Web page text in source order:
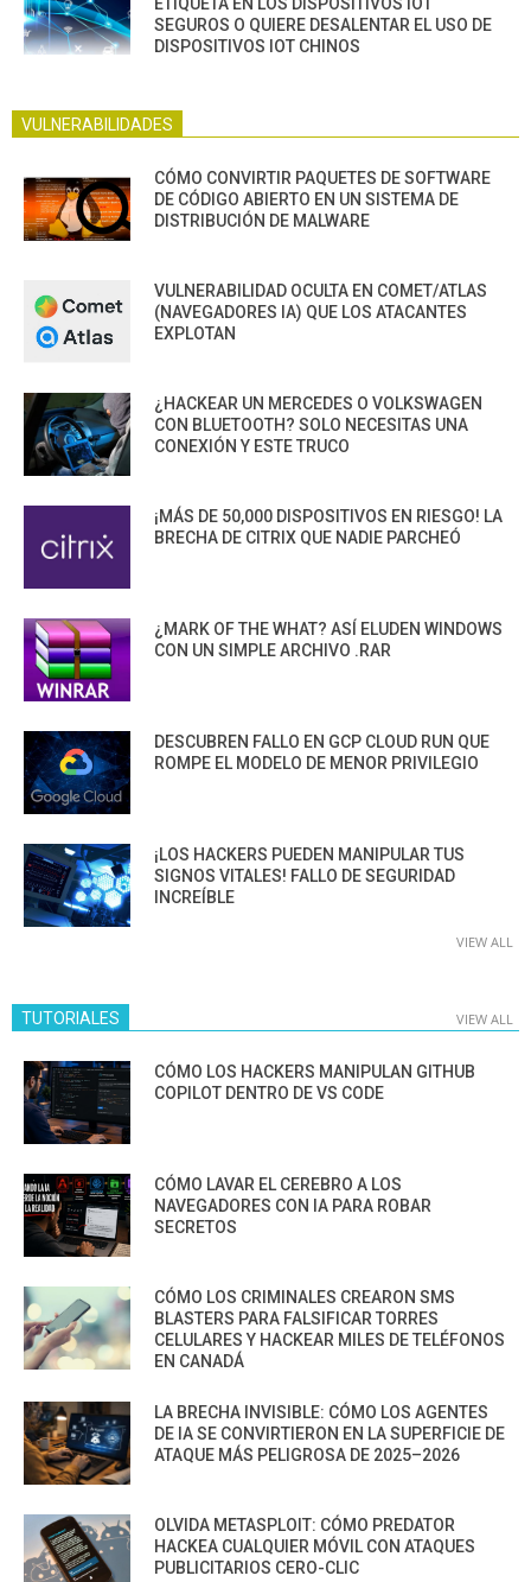
ETIQUETA EN LOS DISPOSITIVOS IOT
SEGUROS O QUIERE DESALENTAR EL USO DE
DISPOSITIVOS IOT CHINOS
VULNERABILIDADES
CÓMO CONVIRTIR PAQUETES DE SOFTWARE
DE CÓDIGO ABIERTO EN UN SISTEMA DE
DISTRIBUCIÓN DE MALWARE
VULNERABILIDAD OCULTA EN COMET/ATLAS
(NAVEGADORES IA) QUE LOS ATACANTES
EXPLOTAN
¿HACKEAR UN MERCEDES O VOLKSWAGEN
CON BLUETOOTH? SOLO NECESITAS UNA
CONEXIÓN Y ESTE TRUCO
¡MÁS DE 50,000 DISPOSITIVOS EN RIESGO! LA
BRECHA DE CITRIX QUE NADIE PARCHEÓ
¿MARK OF THE WHAT? ASÍ ELUDEN WINDOWS
CON UN SIMPLE ARCHIVO .RAR
DESCUBREN FALLO EN GCP CLOUD RUN QUE
ROMPE EL MODELO DE MENOR PRIVILEGIO
¡LOS HACKERS PUEDEN MANIPULAR TUS
SIGNOS VITALES! FALLO DE SEGURIDAD
INCREÍBLE
VIEW ALL
TUTORIALES VIEW ALL
CÓMO LOS HACKERS MANIPULAN GITHUB
COPILOT DENTRO DE VS CODE
CÓMO LAVAR EL CEREBRO A LOS
NAVEGADORES CON IA PARA ROBAR
SECRETOS
CÓMO LOS CRIMINALES CREARON SMS
BLASTERS PARA FALSIFICAR TORRES
CELULARES Y HACKEAR MILES DE TELÉFONOS
EN CANADÁ
LA BRECHA INVISIBLE: CÓMO LOS AGENTES
DE IA SE CONVIRTIERON EN LA SUPERFICIE DE
ATAQUE MÁS PELIGROSA DE 2025–2026
OLVIDA METASPLOIT: CÓMO PREDATOR
HACKEA CUALQUIER MÓVIL CON ATAQUES
PUBLICITARIOS CERO-CLIC